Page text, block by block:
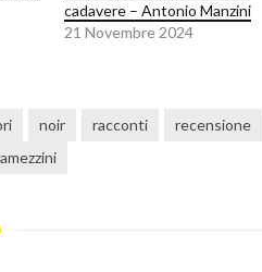
cadavere – Antonio Manzini
21 Novembre 2024
noir racconti
recensione